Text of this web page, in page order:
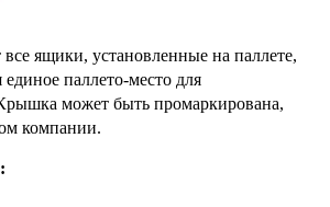
ящики, установленные на паллете,
паллето-место для
может быть промаркирована,
компании.